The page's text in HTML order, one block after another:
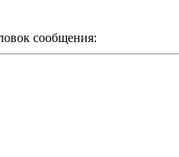
сообщения: